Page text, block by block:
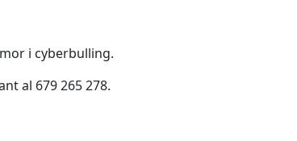
i cyberbulling.
al 679 265 278.